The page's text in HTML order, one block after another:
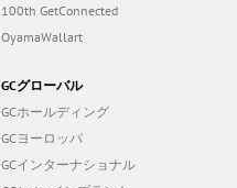
100th GetConnected
OyamaWallart
GCグローバル
GCホールディング
GCヨーロッパ
GCインターナショナル